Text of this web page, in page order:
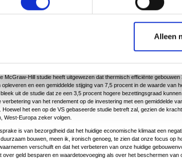
Alleen
efficiënte gebouwen brengen
huur en verkoopprijs op.
voordeel wordt echter niet alleen door middel van verbeterde energie-
verbruik behaald. We beginnen nu tastbaar bewijs te zien dat energie-
huur- en verkoopwaarde hebben.
McGraw-Hill studie heeft uitgewezen dat thermisch efficiënte
opleveren en een gemiddelde stijging van 7,5 procent in de waarde van
uit de studie dat ze een 3,5 procent hogere bezettingsgraad
verbetering van het rendement op de investering met een gemiddelde
Hoewel het een op de VS gebaseerde studie betreft zal, gezien de
West-Europa zeker volgen.
is van bezorgdheid dat het huidige economische klimaat een
bouwen, meen ik, ironisch genoeg, te zien dat onze focus op
verschuift en dat het verbeteren van onze huidige
over geld besparen en waardetoevoeging als over het beschermen van